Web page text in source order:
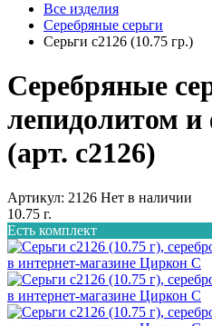
Все изделия
Серебряные серьги
Серьги с2126 (10.75 гр.)
Серебряные
лепидолитом
(арт. с2126)
Артикул: 2126 Нет в наличии
10.75 г.
Есть комплект